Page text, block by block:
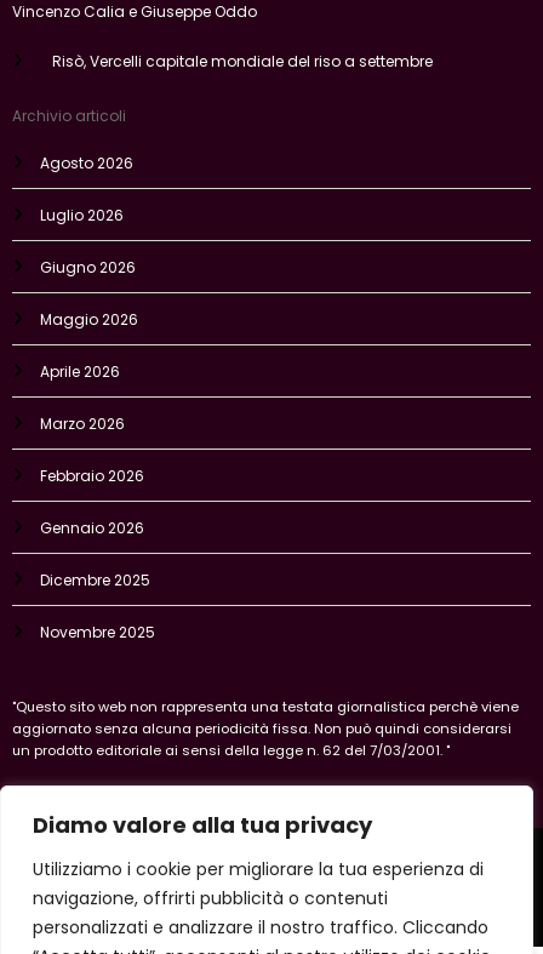
Diamo valore alla tua privacy
Utilizziamo i cookie per migliorare la tua esperienza di
navigazione, offrirti pubblicità o contenuti
personalizzati e analizzare il nostro traffico. Cliccando
Vincenzo Calia e Giuseppe Oddo
Risò, Vercelli capitale mondiale del riso a settembre
Archivio articoli
Agosto 2026
Luglio 2026
Giugno 2026
Maggio 2026
Aprile 2026
Marzo 2026
Febbraio 2026
Gennaio 2026
Dicembre 2025
Novembre 2025
"Questo sito web non rappresenta una testata giornalistica perchè viene
aggiornato senza alcuna periodicità fissa. Non può quindi considerarsi
un prodotto editoriale ai sensi della legge n. 62 del 7/03/2001. "
Vercelli
Copyright 2026 IlVercellese | Powered By